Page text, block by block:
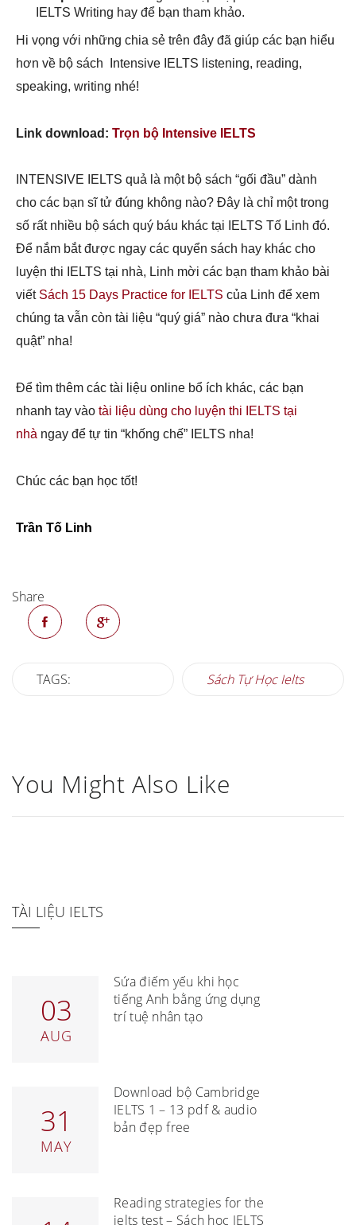
IELTS Writing hay để bạn tham khảo.
Hi vọng với những chia sẻ trên đây đã giúp các bạn hiểu
hơn về bộ sách Intensive IELTS listening, reading,
speaking, writing nhé!
Link download: Trọn bộ Intensive IELTS
INTENSIVE IELTS quả là một bộ sách “gối đầu” dành
cho các bạn sĩ tử đúng không nào? Đây là chỉ một trong
số rất nhiều bộ sách quý báu khác tại IELTS Tố Linh đó.
Để nắm bắt được ngay các quyển sách hay khác cho
luyện thi IELTS tại nhà, Linh mời các bạn tham khảo bài
viết Sách 15 Days Practice for IELTS của Linh để xem
chúng ta vẫn còn tài liệu “quý giá” nào chưa đưa “khai
quật” nha!
Để tìm thêm các tài liệu online bổ ích khác, các bạn
nhanh tay vào tài liệu dùng cho luyện thi IELTS tại
nhà ngay để tự tin “khống chế” IELTS nha!
Chúc các bạn học tốt!
Trần Tố Linh
Share
TAGS: Sách Tự Học Ielts
You Might Also Like
TÀI LIỆU IELTS
03
AUG
Sửa điểm yếu khi học
tiếng Anh bằng ứng dụng
trí tuệ nhân tạo
31
MAY
Download bộ Cambridge
IELTS 1 – 13 pdf & audio
bản đẹp free
Reading strategies for the
ielts test – Sách học IELTS